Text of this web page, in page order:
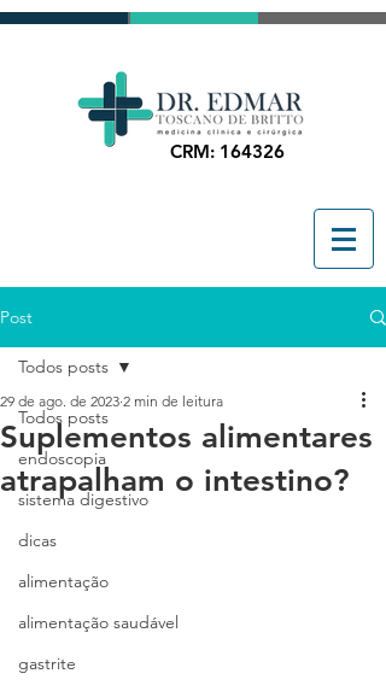
CRM: 164326
Post
Todos posts
endoscopia
sistema digestivo
dicas
alimentação
alimentação saudável
gastrite
Todos posts
Suplementos alimentares
atrapalham o intestino?
29 de ago. de 2023 2 min de leitura